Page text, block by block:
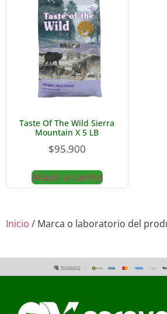
Inicio / Marca o laboratorio del
Taste Of The Wild Sierra
Mountain X 5 LB
$95.900
Añadir al carrito